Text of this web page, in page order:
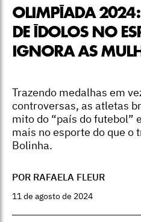
OLIMPÍADA 2024:
DE ÍDOLOS NO
IGNORA AS
Trazendo medalhas em
controversas, as atletas
mito do “país do futebol”
mais no esporte do que o
Bolinha.
POR RAFAELA FLEUR
11 de agosto de 2024